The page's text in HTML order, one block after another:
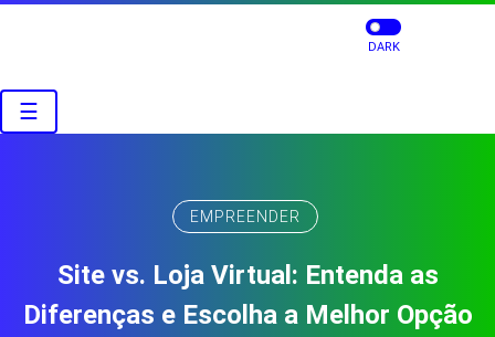
☰
DARK
EMPREENDER
Site vs. Loja Virtual: Entenda as
Diferenças e Escolha a Melhor Opção